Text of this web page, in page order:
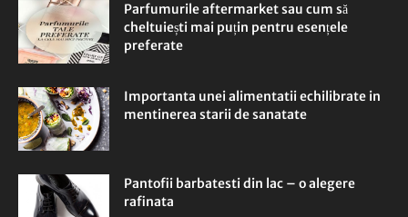
Parfumurile aftermarket sau cum să
cheltuiești mai puțin pentru esențele
preferate
Importanta unei alimentatii echilibrate in
mentinerea starii de sanatate
Pantofii barbatesti din lac – o alegere
rafinata